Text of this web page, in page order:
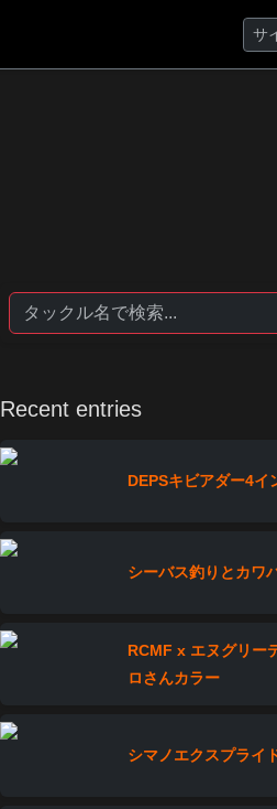
Recent entries
DEPSキビアダー4イ
シーバス釣りとカワ
RCMF x エヌグリー
ロさんカラー
シマノエクスプライ